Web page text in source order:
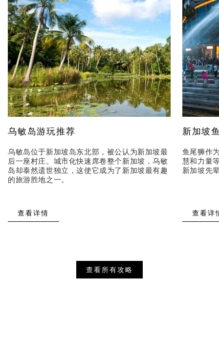
乌敏岛游玩推荐
乌敏岛位于新加坡岛东北部，被公认为新加坡最
后一座村庄。城市化快速席卷整个新加坡，乌敏
岛却泰然遗世独立，这使它成为了新加坡最有趣
的旅游胜地之一。
查看详情
新加坡
鱼尾狮作
慧和力量
新加坡先
查看详
查看所有攻略